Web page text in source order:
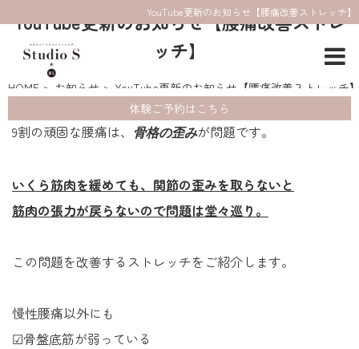
YouTube更新のお知らせ【腰痛改善ストレッチ】
体験ご予約はこちら
YouTube更新のお知らせ【腰痛改善ストレ
ッチ】
HOME お知らせ YouTube更新のお知らせ【腰痛改善ストレッチ
9割の頑固な腰痛は、 骨格の歪みが問題です。
いくら筋肉を緩めても、関節の歪みを取らないと
筋肉の張力が戻らないので問題は堂々巡り。
この問題を改善するストレッチをご紹介します。
慢性腰痛以外にも
☑骨盤底筋が弱っている